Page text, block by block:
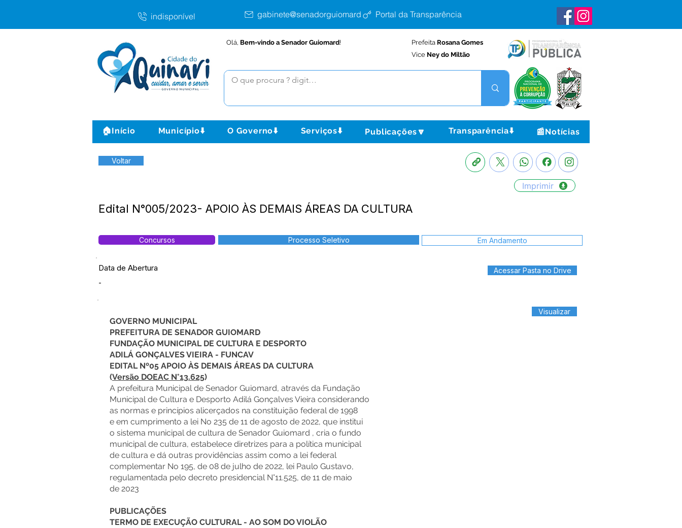
indisponível gabinete@senadorguiomard.ac.gov.brPortal da Transparência
Olá, Bem-vindo a Senador Guiomard! Prefeita Rosana Gomes
Vice Ney do Miltão
🏠Início Município⬇️ O Governo⬇️ Serviços⬇️ Publicações🔽 Transparência⬇️ 📰Notícias
Voltar
Imprimir
Edital N°005/2023- APOIO ÀS DEMAIS ÁREAS DA CULTURA
Concursos Processo Seletivo Em Andamento
Data de Abertura
-
Acessar Pasta no Drive
Visualizar
GOVERNO MUNICIPAL
PREFEITURA DE SENADOR GUIOMARD
FUNDAÇÃO MUNICIPAL DE CULTURA E DESPORTO
ADILÁ GONÇALVES VIEIRA - FUNCAV
EDITAL Nº05 APOIO ÀS DEMAIS ÁREAS DA CULTURA
(Versão DOEAC N°13.625)
A prefeitura Municipal de Senador Guiomard, através da Fundação
Municipal de Cultura e Desporto Adilá Gonçalves Vieira considerando
as normas e princípios alicerçados na constituição federal de 1998
e em cumprimento a lei No 235 de 11 de agosto de 2022, que institui
o sistema municipal de cultura de Senador Guiomard , cria o fundo
municipal de cultura, estabelece diretrizes para a política municipal
de cultura e dá outras providências assim como a lei federal
complementar No 195, de 08 de julho de 2022, lei Paulo Gustavo,
regulamentada pelo decreto presidencial N°11.525, de 11 de maio
de 2023
PUBLICAÇÕES
TERMO DE EXECUÇÃO CULTURAL - AO SOM DO VIOLÃO